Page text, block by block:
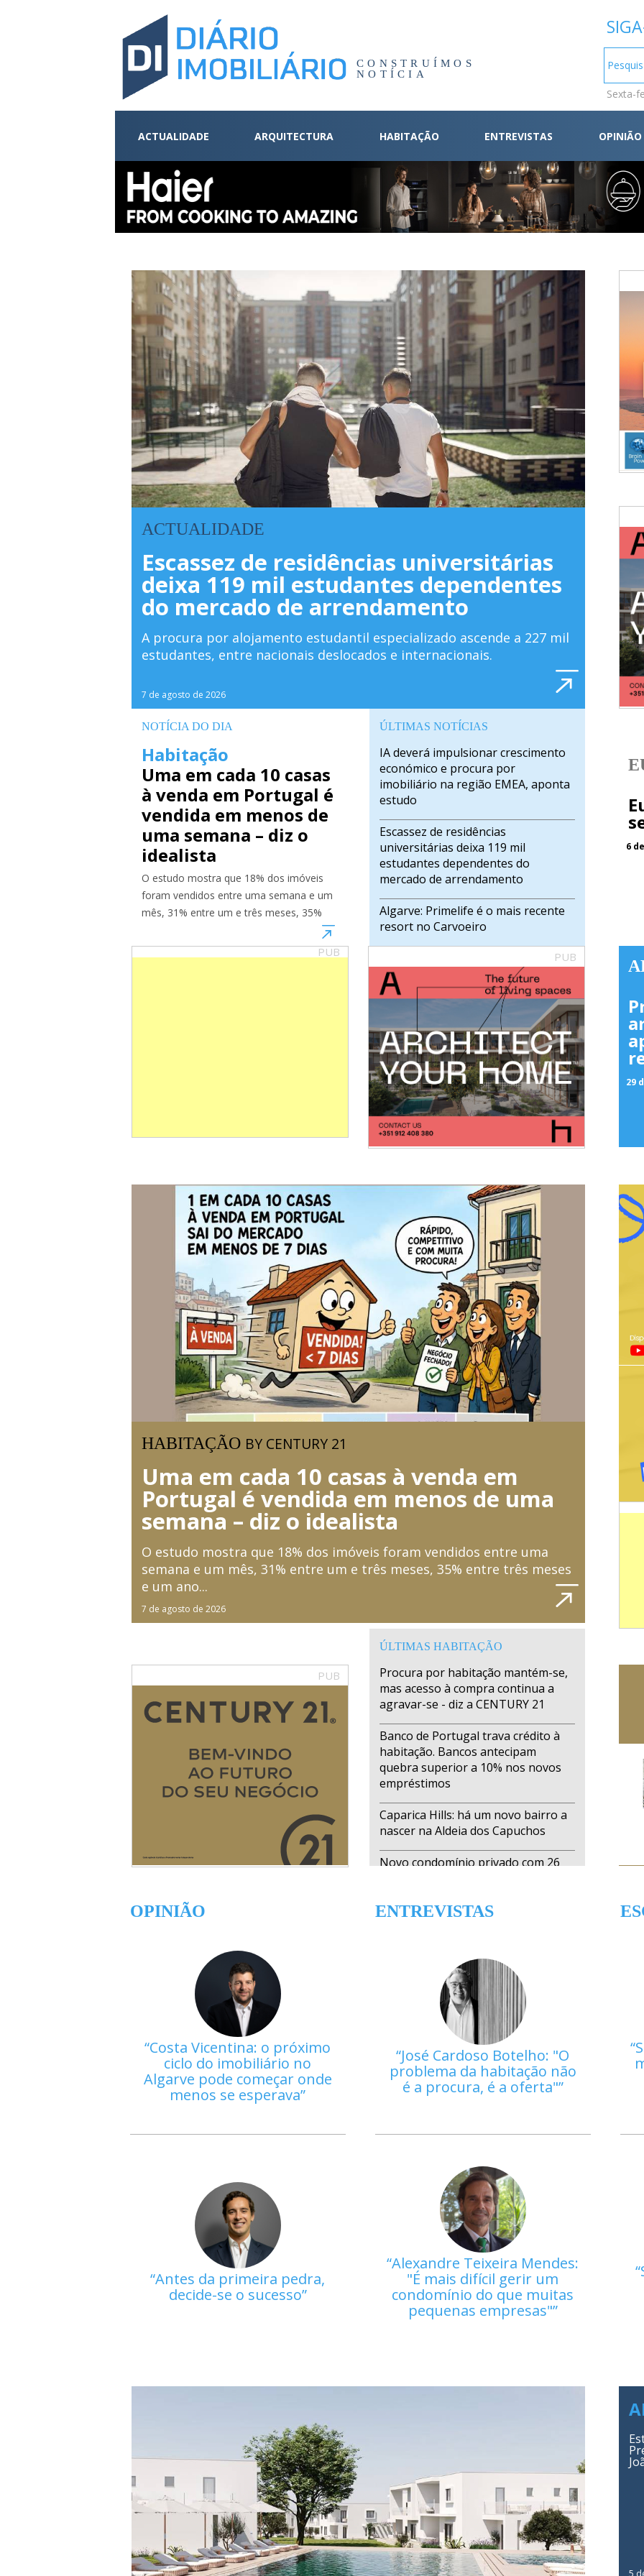
CONSTRUÍMOS
NOTÍCIA
Sexta-
ACTUALIDADE ARQUITECTURA HABITAÇÃO ENTREVISTAS OPINIÃO
ACTUALIDADE
Escassez de residências universitárias
deixa 119 mil estudantes dependentes
do mercado de arrendamento
A procura por alojamento estudantil especializado ascende a 227 mil
estudantes, entre nacionais deslocados e internacionais.
7 de agosto de 2026
O
6 de
NOTÍCIA DO DIA
Habitação
Uma em cada 10 casas
à venda em Portugal é
vendida em menos de
uma semana – diz o
idealista
O estudo mostra que 18% dos imóveis
foram vendidos entre uma semana e um
mês, 31% entre um e três meses, 35%
ÚLTIMAS NOTÍCIAS
IA deverá impulsionar crescimento
económico e procura por
imobiliário na região EMEA, aponta
estudo
Escassez de residências
universitárias deixa 119 mil
estudantes dependentes do
mercado de arrendamento
Algarve: Primelife é o mais recente
resort no Carvoeiro
Park Hyatt estreia-se na Península
Ibérica com projecto na Comporta
PUB PUB
3 Meses 2.477 2.494
6 Meses
2.687 2.717
12 Meses
2.884 2.930
6
29
HABITAÇÃO BY CENTURY 21
Uma em cada 10 casas à venda em
Portugal é vendida em menos de uma
semana – diz o idealista
O estudo mostra que 18% dos imóveis foram vendidos entre uma
semana e um mês, 31% entre um e três meses, 35% entre três meses
e um ano...
7 de agosto de 2026
PUB
ÚLTIMAS HABITAÇÃO
Procura por habitação mantém-se,
mas acesso à compra continua a
agravar-se - diz a CENTURY 21
Banco de Portugal trava crédito à
habitação. Bancos antecipam
quebra superior a 10% nos novos
empréstimos
Caparica Hills: há um novo bairro a
nascer na Aldeia dos Capuchos
Novo condomínio privado com 26
OPINIÃO
Costa Vicentina: o próximo
ciclo do imobiliário no
Algarve pode começar onde
menos se esperava
Antes da primeira pedra,
decide-se o sucesso
ENTREVISTAS
José Cardoso Botelho: "O
problema da habitação não
é a procura, é a oferta"
Alexandre Teixeira Mendes:
"É mais difícil gerir um
condomínio do que muitas
pequenas empresas"